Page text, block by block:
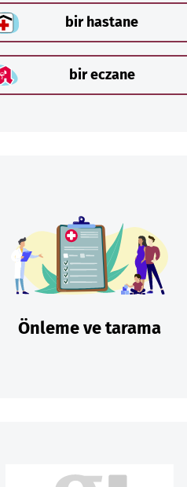
bir hastane
bir eczane
Önleme ve tarama